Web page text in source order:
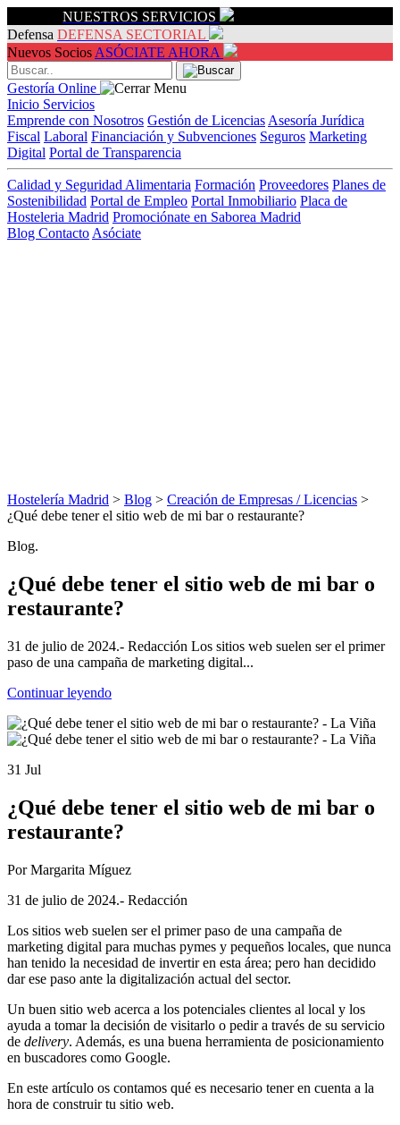
NUESTROS SERVICIOS
Defensa DEFENSA SECTORIAL
Nuevos Socios ASÓCIATE AHORA
Gestoría Online
Inicio Servicios
Emprende con Nosotros Gestión de Licencias Asesoría Jurídica
Fiscal Laboral Financiación y Subvenciones Seguros Marketing
Digital Portal de Transparencia
Calidad y Seguridad Alimentaria Formación Proveedores Planes de
Sostenibilidad Portal de Empleo Portal Inmobiliario Placa de
Hosteleria Madrid Promociónate en Saborea Madrid
Blog Contacto Asóciate
Hostelería Madrid > Blog > Creación de Empresas / Licencias >
¿Qué debe tener el sitio web de mi bar o restaurante?
Blog.
¿Qué debe tener el sitio web de mi bar o
restaurante?
31 de julio de 2024.- Redacción Los sitios web suelen ser el primer
paso de una campaña de marketing digital...
Continuar leyendo
31 Jul
¿Qué debe tener el sitio web de mi bar o
restaurante?
Por Margarita Míguez
31 de julio de 2024.- Redacción
Los sitios web suelen ser el primer paso de una campaña de
marketing digital para muchas pymes y pequeños locales, que nunca
han tenido la necesidad de invertir en esta área; pero han decidido
dar ese paso ante la digitalización actual del sector.
Un buen sitio web acerca a los potenciales clientes al local y los
ayuda a tomar la decisión de visitarlo o pedir a través de su servicio
de delivery. Además, es una buena herramienta de posicionamiento
en buscadores como Google.
En este artículo os contamos qué es necesario tener en cuenta a la
hora de construir tu sitio web.